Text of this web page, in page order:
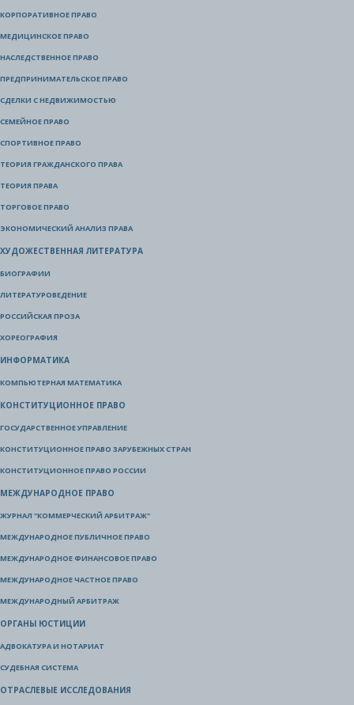
КОРПОРАТИВНОЕ ПРАВО
МЕДИЦИНСКОЕ ПРАВО
НАСЛЕДСТВЕННОЕ ПРАВО
ПРЕДПРИНИМАТЕЛЬСКОЕ ПРАВО
СДЕЛКИ С НЕДВИЖИМОСТЬЮ
СЕМЕЙНОЕ ПРАВО
СПОРТИВНОЕ ПРАВО
ТЕОРИЯ ГРАЖДАНСКОГО ПРАВА
ТЕОРИЯ ПРАВА
ТОРГОВОЕ ПРАВО
ЭКОНОМИЧЕСКИЙ АНАЛИЗ ПРАВА
ХУДОЖЕСТВЕННАЯ ЛИТЕРАТУРА
БИОГРАФИИ
ЛИТЕРАТУРОВЕДЕНИЕ
РОССИЙСКАЯ ПРОЗА
ХОРЕОГРАФИЯ
ИНФОРМАТИКА
КОМПЬЮТЕРНАЯ МАТЕМАТИКА
КОНСТИТУЦИОННОЕ ПРАВО
ГОСУДАРСТВЕННОЕ УПРАВЛЕНИЕ
КОНСТИТУЦИОННОЕ ПРАВО ЗАРУБЕЖНЫХ СТРАН
КОНСТИТУЦИОННОЕ ПРАВО РОССИИ
МЕЖДУНАРОДНОЕ ПРАВО
ЖУРНАЛ "КОММЕРЧЕСКИЙ АРБИТРАЖ"
МЕЖДУНАРОДНОЕ ПУБЛИЧНОЕ ПРАВО
МЕЖДУНАРОДНОЕ ФИНАНСОВОЕ ПРАВО
МЕЖДУНАРОДНОЕ ЧАСТНОЕ ПРАВО
МЕЖДУНАРОДНЫЙ АРБИТРАЖ
ОРГАНЫ ЮСТИЦИИ
АДВОКАТУРА И НОТАРИАТ
СУДЕБНАЯ СИСТЕМА
ОТРАСЛЕВЫЕ ИССЛЕДОВАНИЯ